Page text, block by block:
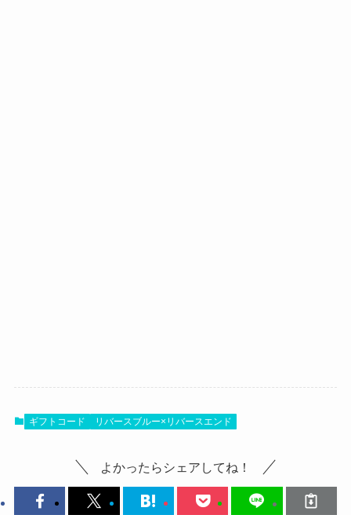
ギフトコード リバースブルー×リバースエンド
よかったらシェアしてね！